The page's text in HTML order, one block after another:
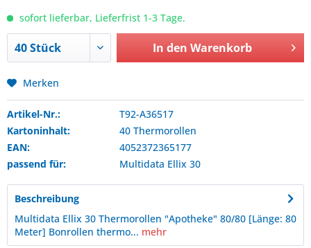
sofort lieferbar, Lieferfrist 1-3 Tage.
In den Warenkorb
Merken
Artikel-Nr.:
T92-A36517
Kartoninhalt:
40 Thermorollen
EAN:
4052372365177
passend für:
Multidata Ellix 30
Beschreibung
Multidata Ellix 30 Thermorollen "Apotheke" 80/80 [Länge: 80
Meter] Bonrollen thermo... mehr